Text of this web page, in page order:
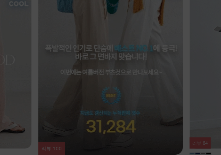
리뷰 64
리뷰 20